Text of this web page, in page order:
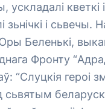
ускладалі кветкі
і сьвечы.
Беленькі,
Фронту
героі